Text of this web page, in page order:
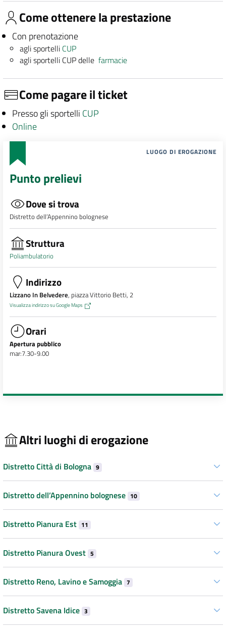
Come ottenere la prestazione
Con prenotazione
agli sportelli CUP
agli sportelli CUP dellefarmacie
Come pagare il ticket
Presso gli sportelli CUP
Online
LUOGO DI EROGAZIONE
Punto prelievi
Dove si trova
Distretto dell’Appennino bolognese
Struttura
Poliambulatorio
Indirizzo
Lizzano In Belvedere, piazza Vittorio Betti, 2
Visualizza indirizzo su Google Maps
Orari
Apertura pubblico
mar:7.30-9.00
Altri luoghi di erogazione
Distretto Città di Bologna 9
Distretto dell’Appennino bolognese 10
Distretto Pianura Est 11
Distretto Pianura Ovest 5
Distretto Reno, Lavino e Samoggia 7
Distretto Savena Idice 3